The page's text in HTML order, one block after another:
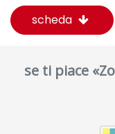
scheda
se ti piace